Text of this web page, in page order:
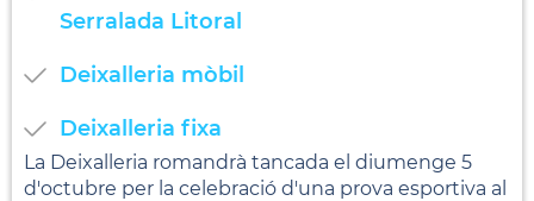
Serralada Litoral
Deixalleria mòbil
Deixalleria fixa
La Deixalleria romandrà tancada el diumenge 5
d'octubre per la celebració d'una prova esportiva al